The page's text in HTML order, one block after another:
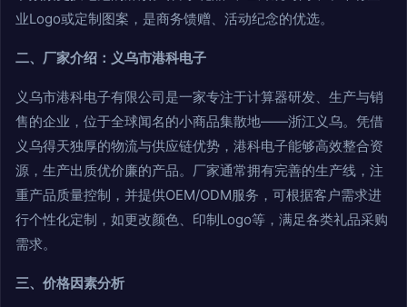
业Logo或定制图案，是商务馈赠、活动纪念的优选。
二、厂家介绍：义乌市港科电子
义乌市港科电子有限公司是一家专注于计算器研发、生产与销
售的企业，位于全球闻名的小商品集散地——浙江义乌。凭借
义乌得天独厚的物流与供应链优势，港科电子能够高效整合资
源，生产出质优价廉的产品。厂家通常拥有完善的生产线，注
重产品质量控制，并提供OEM/ODM服务，可根据客户需求进
行个性化定制，如更改颜色、印制Logo等，满足各类礼品采购
需求。
三、价格因素分析